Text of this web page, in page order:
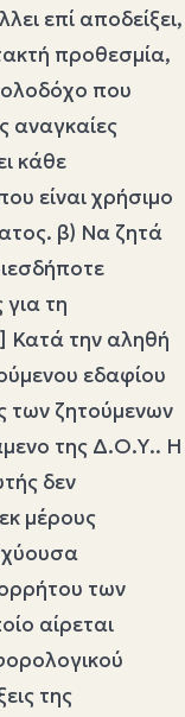
επί αποδείξει,
προθεσμία,
που
αναγκαίες
κάθε
είναι χρήσιμο
β) Να ζητά
τη
Κατά την αληθή
εδαφίου
των ζητούμενων
της Δ.Ο.Υ.. Η
δεν
μέρους
των
αίρεται
της